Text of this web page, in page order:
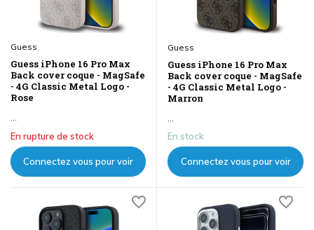
Guess
Guess iPhone 16 Pro Max
Back cover coque - MagSafe
- 4G Classic Metal Logo -
Rose
...
En rupture de stock
Connectez vous pour voir
Guess
Guess iPhone 16 Pro Max
Back cover coque - MagSafe
- 4G Classic Metal Logo -
Marron
...
En stock
Connectez vous pour voir